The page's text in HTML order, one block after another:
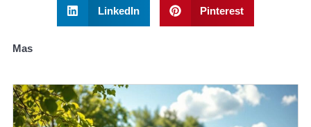
LinkedIn Pinterest
Mas